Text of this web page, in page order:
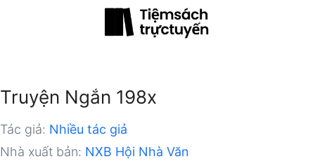
Truyện Ngắn 198x
Tác giả: Nhiều tác giả
Nhà xuất bản: NXB Hội Nhà Văn